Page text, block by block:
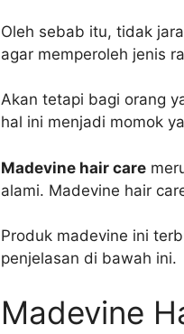
Oleh sebab itu, tidak
agar memperoleh jenis
Akan tetapi bagi orang
hal ini menjadi momok
Madevine hair care
alami. Madevine hair
Produk madevine ini
penjelasan di bawah ini.
Madevine